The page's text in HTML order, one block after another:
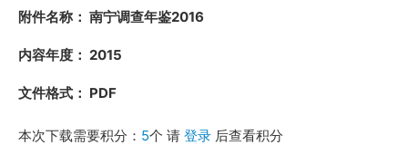
附件名称： 南宁调查年鉴2016
内容年度： 2015
文件格式： PDF
本次下载需要积分： 5个 请 登录 后查看积分